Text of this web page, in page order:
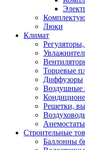
Люки
Климат
Торцевые
Диффузоры
Воздушные
Решетки,
Анемостаты
Строительные
Баллонны